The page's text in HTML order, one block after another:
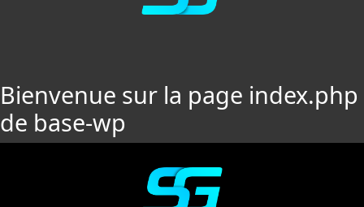
Bienvenue sur la page index.php
de base-wp